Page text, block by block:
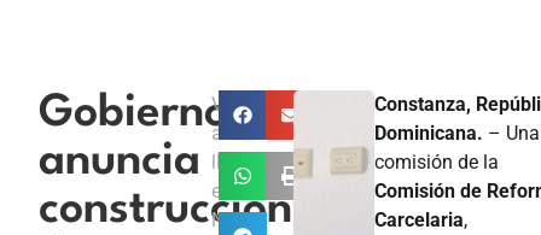
Gobierno
anuncia
construcción
V
a
e
N
Constanza,
Dominicana. – Una
comisión de la
Comisión de
Carcelaria,